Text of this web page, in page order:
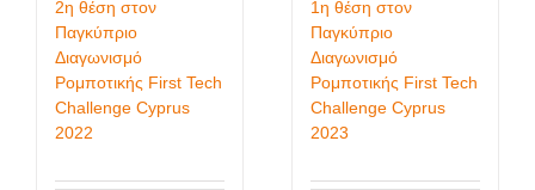
2η θέση στον
Παγκύπριο
Διαγωνισμό
Ρομποτικής First Tech
Challenge Cyprus
2022
1η θέση στον
Παγκύπριο
Διαγωνισμό
Ρομποτικής First Tech
Challenge Cyprus
2023